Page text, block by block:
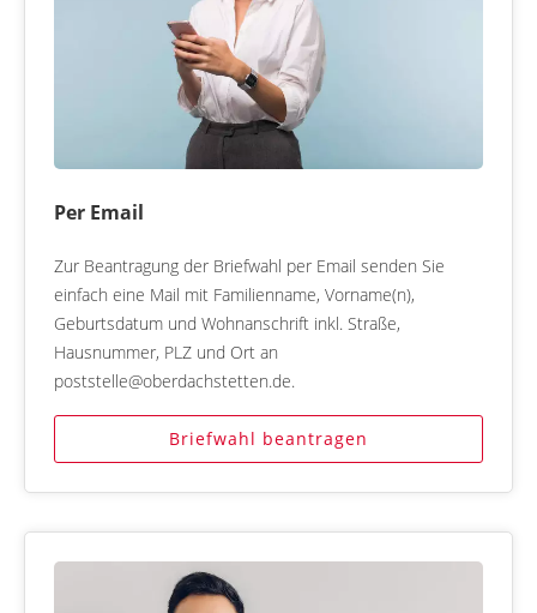
Per Email
Zur Beantragung der Briefwahl per Email senden Sie
einfach eine Mail mit Familienname, Vorname(n),
Geburtsdatum und Wohnanschrift inkl. Straße,
Hausnummer, PLZ und Ort an
poststelle@oberdachstetten.de.
Briefwahl beantragen